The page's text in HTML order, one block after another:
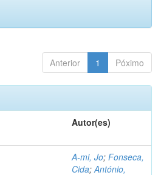
Anterior 1 Póximo
Autor(es)
A-mi, Jo; Fonseca,
Cida;António,